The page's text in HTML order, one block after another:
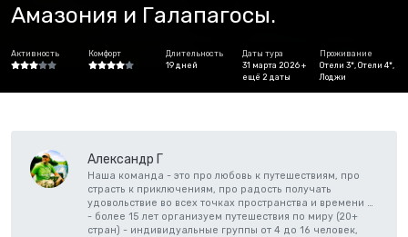
Амазония и Галапагосы.
Активность Комфорт
Длительность
19 дней
Даты тура
31 марта 2026 +
ещё 2 даты
Проживание
Отели 3*, Отели 4*,
Лоджи
Александр Г
Наша команда - это про любовь к путешествиям, про
страсть к приключениям, про радость получать
удовольствие во всех точках пространства и времени …
- более 15 лет организуем путешествия по миру (20+
стран) - индивидуальные группы от 4 до 16 человек,